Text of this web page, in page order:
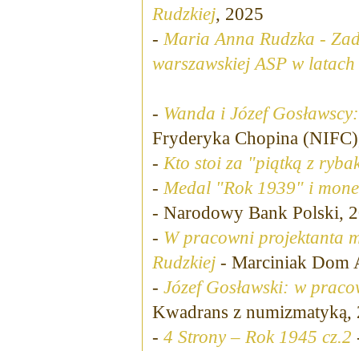
Rudzkiej, 2025
-Maria Anna Rudzka -
warszawskiej ASP w
- Wanda i Józef
Fryderyka Chopina
-Kto stoi za "piątką z
-Medal "Rok 1939" i
- Narodowy Bank Polski,
- W pracowni projektanta
Rudzkiej - Marciniak Dom
- Józef Gosławski: w
Kwadrans z numizmatyką,
- 4 Strony – Rok 1945 cz.2